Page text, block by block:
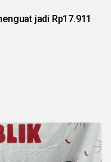
jadi Rp17.911